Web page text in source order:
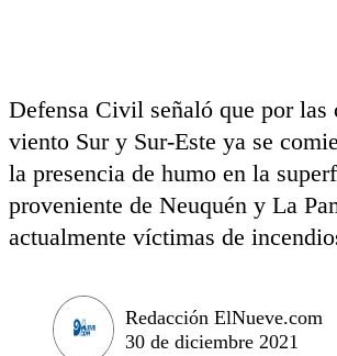
Defensa Civil señaló que por las
viento Sur y Sur-Este ya se
la presencia de humo en la
proveniente de Neuquén y La
actualmente víctimas de
Redacción ElNueve.com
30 de diciembre 2021